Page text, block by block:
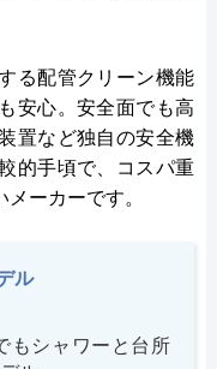
る配管クリーン機能
安心。安全面でも高
置など独自の安全機
的手頃で、コスパ重
ーカーです。
ル
もシャワーと台所